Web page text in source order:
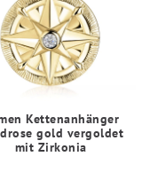
Kettenanhänger
gold vergoldet
mit Zirkonia